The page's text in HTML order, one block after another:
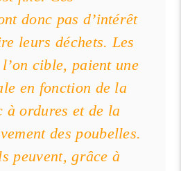
donc pas d’intérêt
leurs déchets. Les
cible, paient une
en fonction de la
ordures et de la
des poubelles.
peuvent, grâce à